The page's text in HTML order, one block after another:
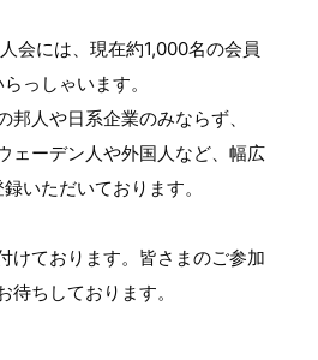
会には、現在約1,000名の会員
っしゃいます。
邦人や日系企業のみならず、
ェーデン人や外国人など、幅広
いただいております。
けております。皆さまのご参加
待ちしております。